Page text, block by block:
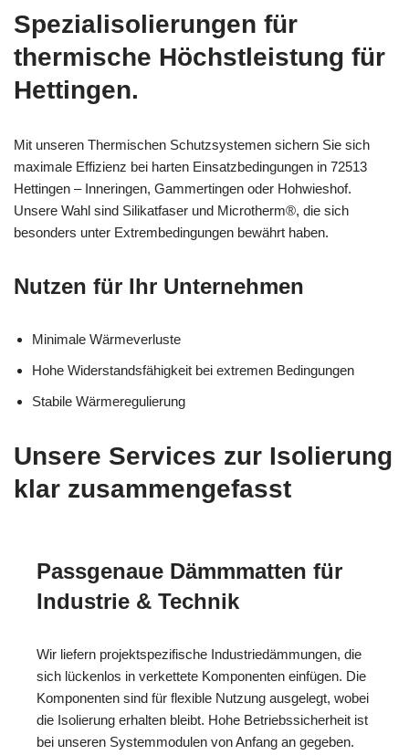
Spezialisolierungen für
thermische Höchstleistung für
Hettingen.
Mit unseren Thermischen Schutzsystemen sichern Sie sich
maximale Effizienz bei harten Einsatzbedingungen in 72513
Hettingen – Inneringen, Gammertingen oder Hohwieshof.
Unsere Wahl sind Silikatfaser und Microtherm®, die sich
besonders unter Extrembedingungen bewährt haben.
Nutzen für Ihr Unternehmen
Minimale Wärmeverluste
Hohe Widerstandsfähigkeit bei extremen Bedingungen
Stabile Wärmeregulierung
Unsere Services zur Isolierung
klar zusammengefasst
Passgenaue Dämmmatten für
Industrie & Technik
Wir liefern projektspezifische Industriedämmungen, die
sich lückenlos in verkettete Komponenten einfügen. Die
Komponenten sind für flexible Nutzung ausgelegt, wobei
die Isolierung erhalten bleibt. Hohe Betriebssicherheit ist
bei unseren Systemmodulen von Anfang an gegeben.